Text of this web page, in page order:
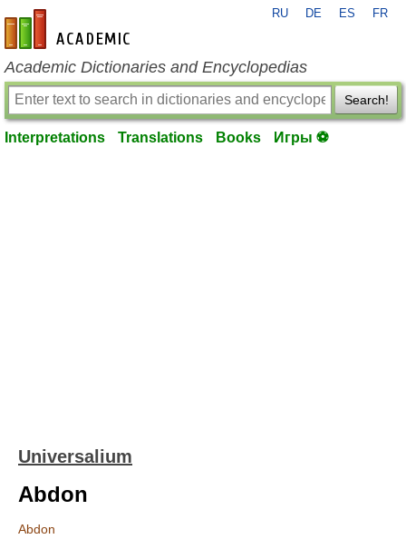
en-academic.com
RU DE ES FR
Academic Dictionaries and Encyclopedias
Search!
Interpretations Translations Books Игры ⚽
Universalium
Abdon
Abdon